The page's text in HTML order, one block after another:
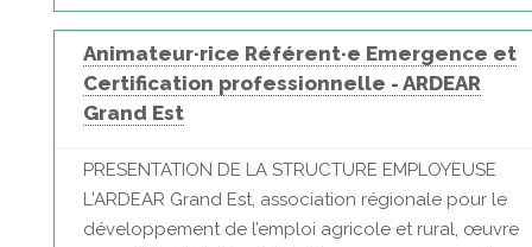
Animateur·rice Référent·e Emergence et
Certification professionnelle - ARDEAR
Grand Est
PRESENTATION DE LA STRUCTURE EMPLOYEUSE
L'ARDEAR Grand Est, association régionale pour le
développement de l’emploi agricole et rural, œuvre